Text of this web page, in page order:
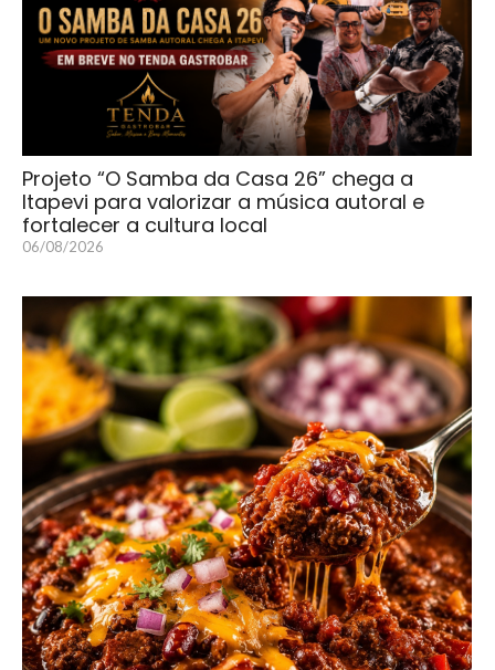
Projeto “O Samba da Casa 26” chega a
Itapevi para valorizar a música autoral e
fortalecer a cultura local
06/08/2026